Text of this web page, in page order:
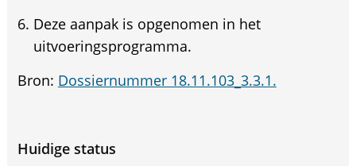
Deze aanpak is opgenomen in het
uitvoeringsprogramma.
Bron: Dossiernummer 18.11.103_3.3.1.
Huidige status